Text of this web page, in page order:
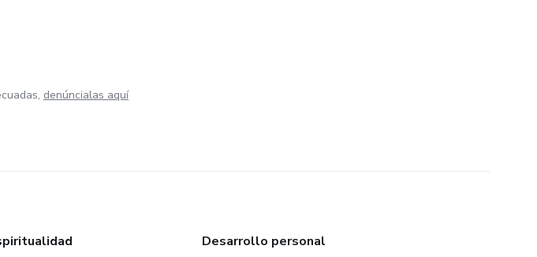
denúncialas aquí
Desarrollo personal